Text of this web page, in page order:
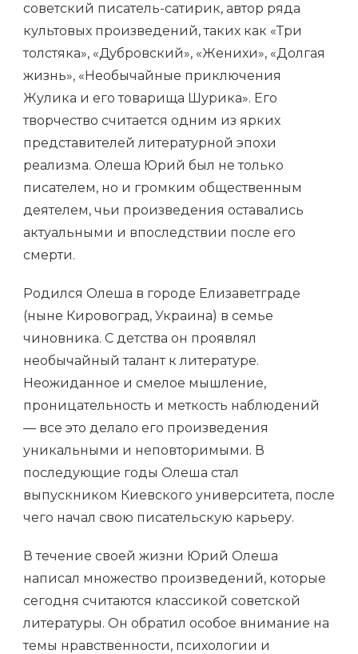
советский писатель-сатирик, автор ряда
культовых произведений, таких как «Три
толстяка», «Дубровский», «Женихи», «Долгая
жизнь», «Необычайные приключения
Жулика и его товарища Шурика». Его
творчество считается одним из ярких
представителей литературной эпохи
реализма. Олеша Юрий был не только
писателем, но и громким общественным
деятелем, чьи произведения оставались
актуальными и впоследствии после его
смерти.
Родился Олеша в городе Елизаветграде
(ныне Кировоград, Украина) в семье
чиновника. С детства он проявлял
необычайный талант к литературе.
Неожиданное и смелое мышление,
проницательность и меткость наблюдений
— все это делало его произведения
уникальными и неповторимыми. В
последующие годы Олеша стал
выпускником Киевского университета, после
чего начал свою писательскую карьеру.
В течение своей жизни Юрий Олеша
написал множество произведений, которые
сегодня считаются классикой советской
литературы. Он обратил особое внимание на
темы нравственности, психологии и